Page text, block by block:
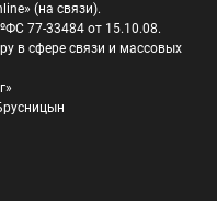
(на связи).
77-33484 от 15.10.08.
в сфере связи и массовых